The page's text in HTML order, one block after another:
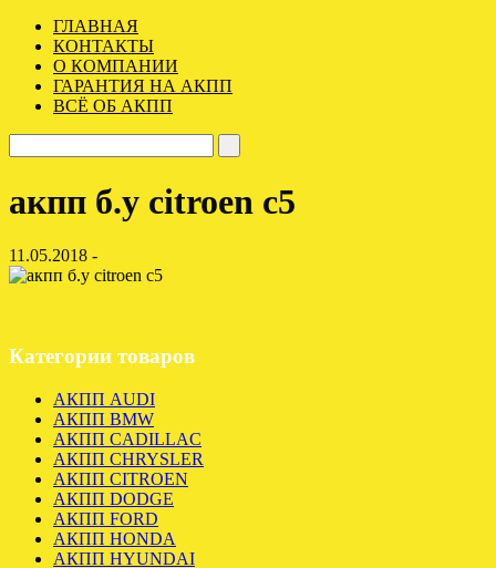
ГЛАВНАЯ
КОНТАКТЫ
О КОМПАНИИ
ГАРАНТИЯ НА АКПП
ВСЁ ОБ АКПП
акпп б.у citroen c5
11.05.2018 -
Категории товаров
АКПП AUDI
АКПП BMW
АКПП CADILLAC
АКПП CHRYSLER
АКПП CITROEN
АКПП DODGE
АКПП FORD
АКПП HONDA
АКПП HYUNDAI